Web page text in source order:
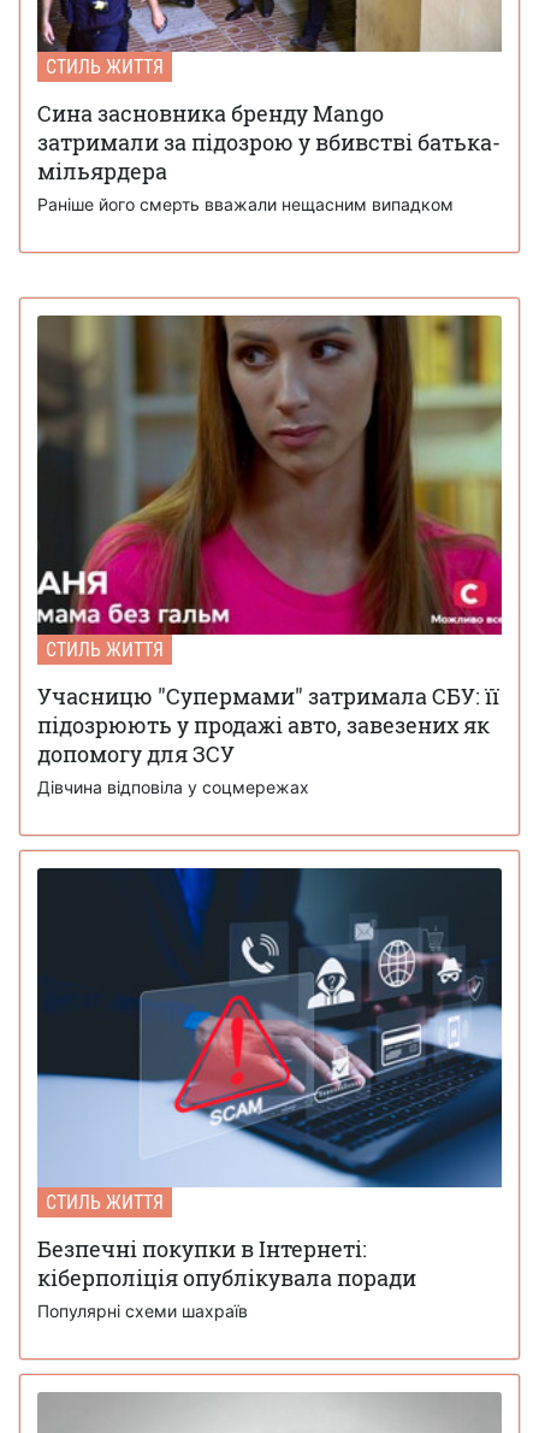
СТИЛЬ ЖИТТЯ
Сина засновника бренду Mango
затримали за підозрою у вбивстві батька-
мільярдера
Раніше його смерть вважали нещасним випадком
СТИЛЬ ЖИТТЯ
Учасницю "Супермами" затримала СБУ: її
підозрюють у продажі авто, завезених як
допомогу для ЗСУ
Дівчина відповіла у соцмережах
СТИЛЬ ЖИТТЯ
Безпечні покупки в Інтернеті:
кіберполіція опублікувала поради
Популярні схеми шахраїв